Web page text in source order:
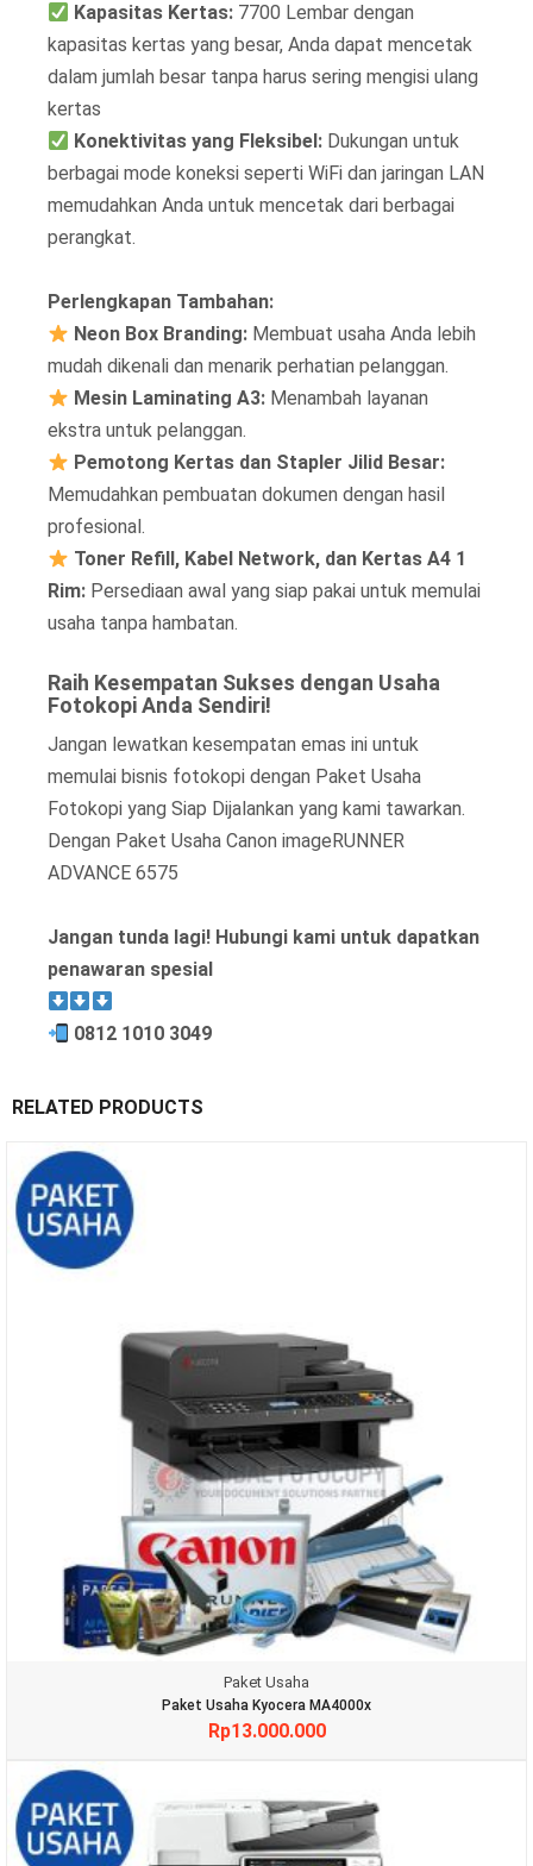
Kapasitas Kertas: 7700 Lembar dengan
kapasitas kertas yang besar, Anda dapat mencetak
dalam jumlah besar tanpa harus sering mengisi ulang
kertas
Konektivitas yang Fleksibel: Dukungan untuk
berbagai mode koneksi seperti WiFi dan jaringan LAN
memudahkan Anda untuk mencetak dari berbagai
perangkat.
Perlengkapan Tambahan:
Neon Box Branding: Membuat usaha Anda lebih
mudah dikenali dan menarik perhatian pelanggan.
Mesin Laminating A3: Menambah layanan
ekstra untuk pelanggan.
Pemotong Kertas dan Stapler Jilid Besar:
Memudahkan pembuatan dokumen dengan hasil
profesional.
Toner Refill, Kabel Network, dan Kertas A4 1
Rim: Persediaan awal yang siap pakai untuk memulai
usaha tanpa hambatan.
Raih Kesempatan Sukses dengan Usaha
Fotokopi Anda Sendiri!
Jangan lewatkan kesempatan emas ini untuk
memulai bisnis fotokopi dengan Paket Usaha
Fotokopi yang Siap Dijalankan yang kami tawarkan.
Dengan Paket Usaha Canon imageRUNNER
ADVANCE 6575
Jangan tunda lagi! Hubungi kami untuk dapatkan
penawaran spesial
0812 1010 3049
RELATED PRODUCTS
Paket Usaha
Paket Usaha Kyocera MA4000x
Rp13.000.000